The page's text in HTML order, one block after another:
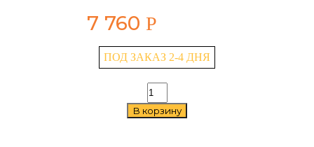
7 760 Р
ПОД ЗАКАЗ 2-4 ДНЯ
Количество
товара
Belshina
В корзину